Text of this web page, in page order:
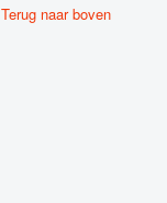
Terug naar boven